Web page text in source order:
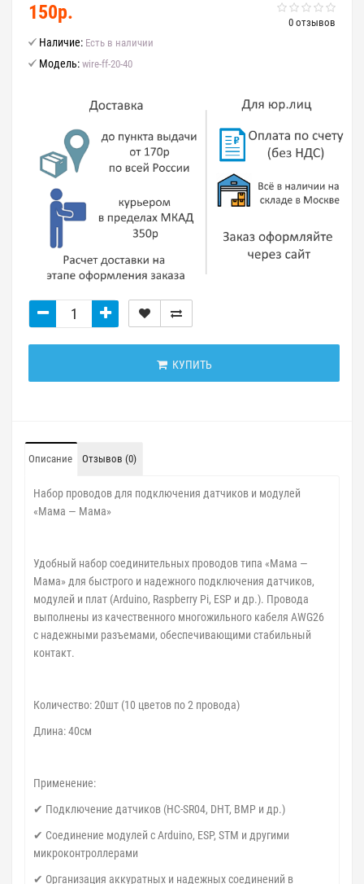
0 отзывов
150р.
Наличие: Есть в наличии
Модель: wire-ff-20-40
КУПИТЬ
Описание Отзывов (0)
Набор проводов для подключения датчиков и модулей
«Мама — Мама»
Удобный набор соединительных проводов типа «Мама —
Мама» для быстрого и надежного подключения датчиков,
модулей и плат (Arduino, Raspberry Pi, ESP и др.). Провода
выполнены из качественного многожильного кабеля AWG26
с надежными разъемами, обеспечивающими стабильный
контакт.
Количество: 20шт (10 цветов по 2 провода)
Длина: 40см
Применение:
✔ Подключение датчиков (HC-SR04, DHT, BMP и др.)
✔ Соединение модулей с Arduino, ESP, STM и другими
микроконтроллерами
✔ Организация аккуратных и надежных соединений в